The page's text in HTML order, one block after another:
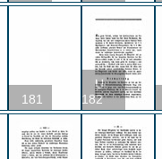
181
U
182